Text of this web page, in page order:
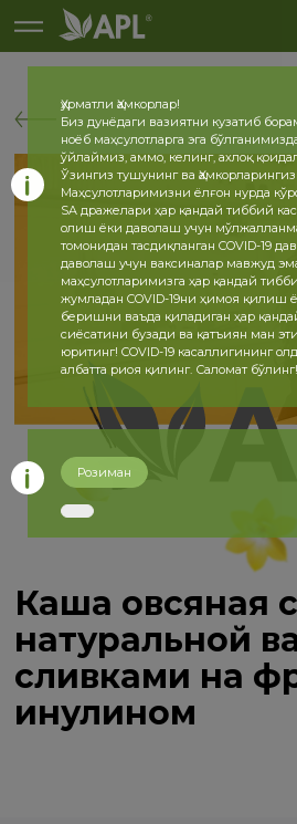
Каша овсяная с
натуральной
сливками на
инулином
Ҳурматли Ҳамкорлар!
Биз дунёдаги вазиятни кузатиб
ноёб маҳсулотларга эга
ўйлаймиз, аммо, келинг, ахлоқ
Ўзингиз тушунинг ва
Маҳсулотларимизни ёлғон нурда
SA дражелари ҳар қандай тиббий
олиш ёки даволаш учун
томонидан тасдиқланган COVID-19
даволаш учун ваксиналар мавжуд
маҳсулотларимизга ҳар қандай
жумладан COVID-19ни ҳимоя қилиш
беришни ваъда қиладиган ҳар
сиёсатини бузади ва қатъиян ман
юритинг! COVID-19 касаллигининг
албатта риоя қилинг. Саломат бўлинг!
Розиман